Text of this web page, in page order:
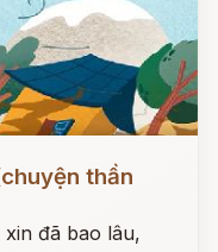
thần
đã bao lâu,